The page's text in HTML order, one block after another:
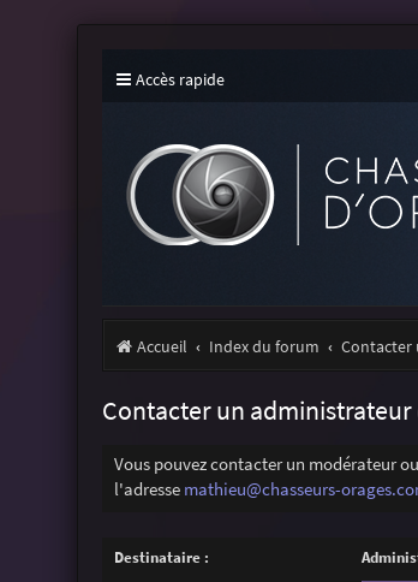
Accès rapide
Accueil Index du forum Contacter
Contacter un
Vous pouvez contacter un modérateur
l'adresse mathieu@chasseurs-
Destinataire :